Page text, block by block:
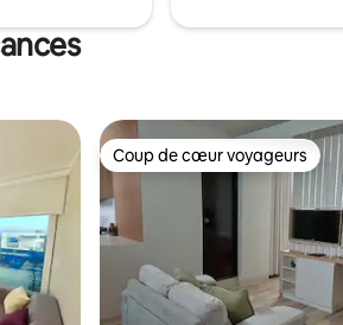
Coup de cœur voyageurs
Coup de cœur voyageurs